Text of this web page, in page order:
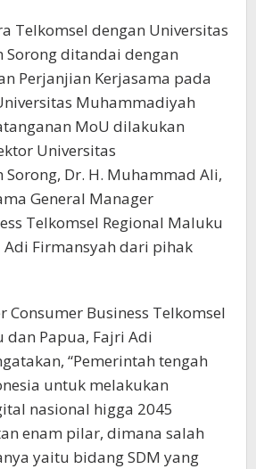
Telkomsel dengan Universitas
ditandai dengan
Perjanjian Kerjasama pada
Muhammadiyah
MoU dilakukan
Universitas
Dr. H. Muhammad Ali,
General Manager
Telkomsel Regional Maluku
Adi Firmansyah dari pihak
Consumer Business Telkomsel
dan Papua, Fajri Adi
“Pemerintah tengah
untuk melakukan
nasional higga 2045
enam pilar, dimana salah
yaitu bidang SDM yang